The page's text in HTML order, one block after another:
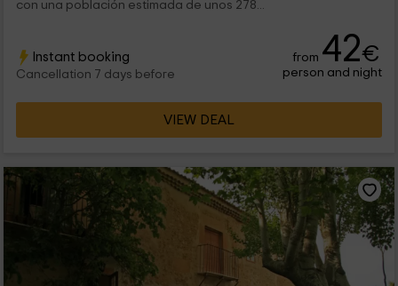
con una población estimada de unos 278...
Instant booking
Cancellation 7 days before
from 42€
person and night
VIEW DEAL